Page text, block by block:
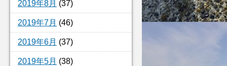
2019年8月 (37)
2019年7月 (46)
2019年6月 (37)
2019年5月 (38)